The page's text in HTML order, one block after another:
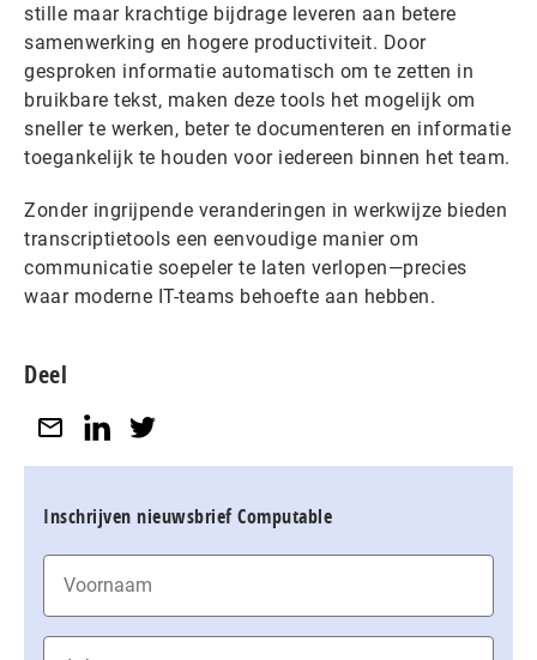
stille maar krachtige bijdrage leveren aan betere
samenwerking en hogere productiviteit. Door
gesproken informatie automatisch om te zetten in
bruikbare tekst, maken deze tools het mogelijk om
sneller te werken, beter te documenteren en informatie
toegankelijk te houden voor iedereen binnen het team.
Zonder ingrijpende veranderingen in werkwijze bieden
transcriptietools een eenvoudige manier om
communicatie soepeler te laten verlopen—precies
waar moderne IT-teams behoefte aan hebben.
Deel
Inschrijven nieuwsbrief Computable